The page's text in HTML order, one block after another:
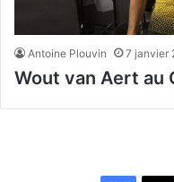
Antoine Plouvin 7 janvier
Wout van Aert au